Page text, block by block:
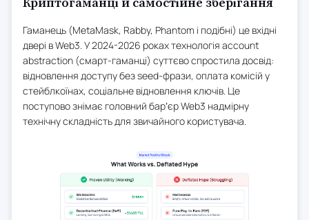
Гаманець (MetaMask, Rabby, Phantom і подібні) це вхідні
двері в Web3. У 2024-2026 роках технологія account
abstraction (смарт-гаманці) суттєво спростила досвід:
відновлення доступу без seed-фрази, оплата комісій у
стейблкоїнах, соціальне відновлення ключів. Це
поступово знімає головний барʼєр Web3 надмірну
технічну складність для звичайного користувача.